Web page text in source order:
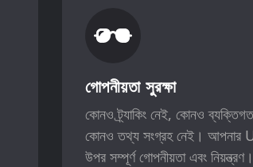
গোপনীয়তা সুরক্ষা
কোনও ট্র্যাকিং নেই, কোনও
কোনও তথ্য সংগ্রহ নেই। আপনার
উপর সম্পূর্ণ গোপনীয়তা এবং নিয়ন্ত্রণ।